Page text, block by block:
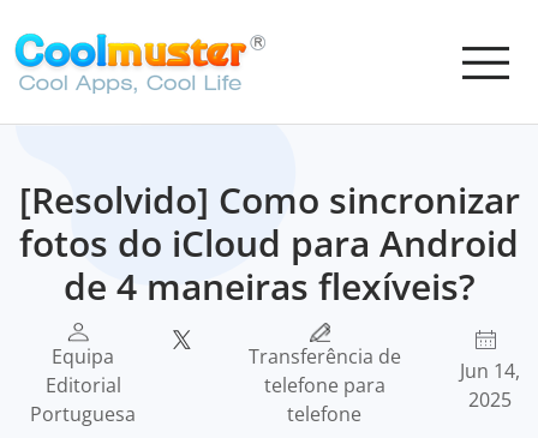
[Resolvido] Como sincronizar
fotos do iCloud para Android
de 4 maneiras flexíveis?
Equipa
Editorial
Portuguesa
Transferência de
telefone para
telefone
Jun 14,
2025